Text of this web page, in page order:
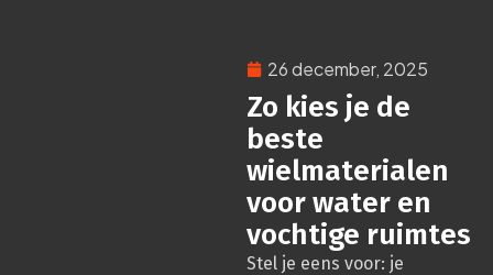
26 december, 2025
Zo kies je de
beste
wielmaterialen
voor water en
vochtige ruimtes
Stel je eens voor: je